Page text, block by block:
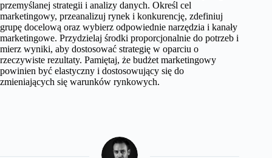
przemyślanej strategii i analizy danych. Określ cel
marketingowy, przeanalizuj rynek i konkurencję, zdefiniuj
grupę docelową oraz wybierz odpowiednie narzędzia i kanały
marketingowe. Przydzielaj środki proporcjonalnie do potrzeb i
mierz wyniki, aby dostosować strategię w oparciu o
rzeczywiste rezultaty. Pamiętaj, że budżet marketingowy
powinien być elastyczny i dostosowujący się do
zmieniających się warunków rynkowych.